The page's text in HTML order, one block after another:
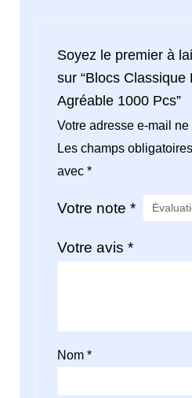
Soyez le premier à
sur “Blocs Classique
Agréable 1000 Pcs”
Votre adresse e-mail
Les champs
avec *
Votre note *
Votre avis *
Nom *